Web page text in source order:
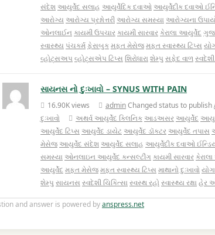
સંદેશ આયુર્વેદ સલાહ આયુર્વેદિક દવાઓ આયુર્વેદીક દવાઓ
આરોગ્ય આરોગ્ય પ્રશ્નોત્તરી આરોગ્ય સમસ્યા આરોગ્યના
ઓનલાઈન કાયમી ઉપચારકાયમી સારવારકેરાલા આયુર્વેદ
સ્વાસ્થ્ય પંચકર્મફેસબુકમફત મેસેજમફત સ્વાસ્થ્ય ટિપ્સ
વ્હોટ્સઅપ વ્હોટ્સએપ ટિપ્સ શિરોધારા શેમ્પુ સફેદ વાળસ્વદેશી
સાયનસ નો દુઃખાવો – SYNUS WITH PAIN
16.90K views adminChanged status to publish
દુઃખાવો
અથર્વ આયુર્વેદ ક્લિનિક આડઅસર આયુર્વેદ
આયુર્વેદ ટિપ્સ આયુર્વેદ ડાયેટ આયુર્વેદ ડૉક્ટર આયુર્વેદ તપાસ
મેસેજ આયુર્વેદ સંદેશ આયુર્વેદ સલાહ આયુર્વેદીક દવાઓ
સમસ્યા ઓનલાઇન આયુર્વેદ કન્સલ્ટીંગ કાયમી સારવાર
આયુર્વેદ મફત મેસેજમફત સ્વાસ્થ્ય ટિપ્સ માથાનો દુઃખાવો
શેમ્પુ સાયનસ સ્વદેશી ચિકિત્સા સ્વસ્થ રહોસ્વાસ્થ્ય રક્ષા હેર
and answer is powered byanspress.net